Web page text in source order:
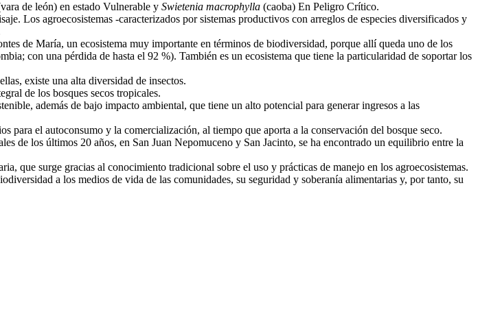
de león) en estado Vulnerable y Swietenia macrophylla (caoba) En Peligro Crítico.
Los agroecosistemas -caracterizados por sistemas productivos con arreglos de especies diversificados y
de María, un ecosistema muy importante en términos de biodiversidad, porque allí queda uno de los
con una pérdida de hasta el 92 %). También es un ecosistema que tiene la particularidad de soportar los
existe una alta diversidad de insectos.
de los bosques secos tropicales.
además de bajo impacto ambiental, que tiene un alto potencial para generar ingresos a las
para el autoconsumo y la comercialización, al tiempo que aporta a la conservación del bosque seco.
de los últimos 20 años, en San Juan Nepomuceno y San Jacinto, se ha encontrado un equilibrio entre la
que surge gracias al conocimiento tradicional sobre el uso y prácticas de manejo en los agroecosistemas.
a los medios de vida de las comunidades, su seguridad y soberanía alimentarias y, por tanto, su